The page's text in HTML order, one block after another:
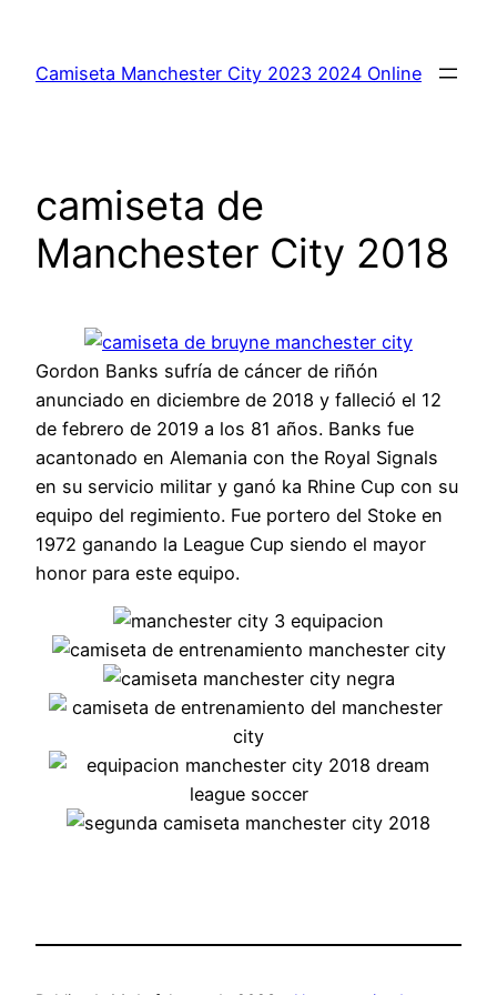
contenido
Camiseta Manchester City 2023 2024 Online
camiseta de
Manchester City 2018
Gordon Banks sufría de cáncer de riñón
anunciado en diciembre de 2018 y falleció el 12
de febrero de 2019 a los 81 años. Banks fue
acantonado en Alemania con the Royal Signals
en su servicio militar y ganó ka Rhine Cup con su
equipo del regimiento. Fue portero del Stoke en
1972 ganando la League Cup siendo el mayor
honor para este equipo.